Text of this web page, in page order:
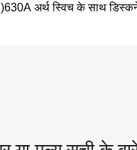
अर्थ स्विच के साथ